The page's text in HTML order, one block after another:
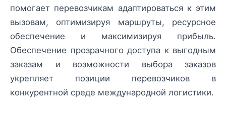
помогает перевозчикам адаптироваться к этим
вызовам, оптимизируя маршруты, ресурсное
обеспечение и максимизируя прибыль.
Обеспечение прозрачного доступа к выгодным
заказам и возможности выбора заказов
укрепляет позиции перевозчиков в
конкурентной среде международной логистики.